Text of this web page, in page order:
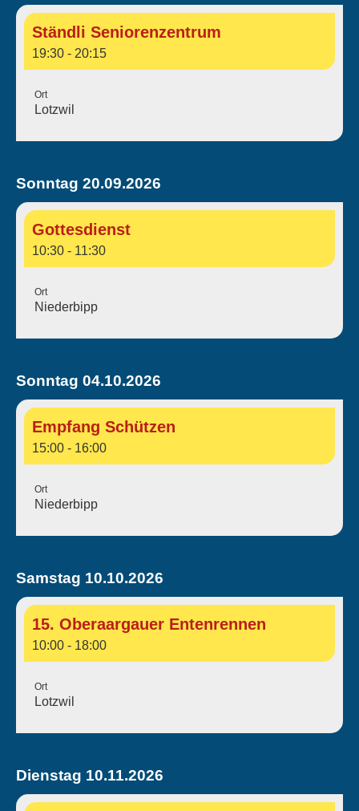
Ständli Seniorenzentrum
19:30 - 20:15
Ort
Lotzwil
Sonntag 20.09.2026
Gottesdienst
10:30 - 11:30
Ort
Niederbipp
Sonntag 04.10.2026
Empfang Schützen
15:00 - 16:00
Ort
Niederbipp
Samstag 10.10.2026
15. Oberaargauer Entenrennen
10:00 - 18:00
Ort
Lotzwil
Dienstag 10.11.2026